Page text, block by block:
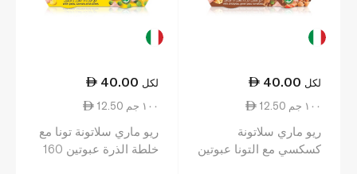
40.00 لكل
12.50 ١٠٠ جم
ريو ماري سلاتونة
كسكسي مع التونا عبوتين
40.00 لكل
12.50 ١٠٠ جم
ريو ماري سلاتونة تونا مع
خلطة الذرة عبوتين 160